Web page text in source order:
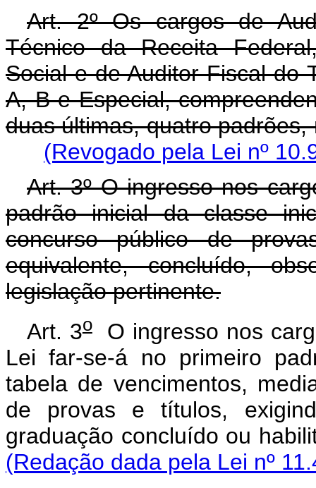
Art. 2º Os cargos de
Técnico da Receita
Social e de Auditor-Fiscal do
A, B e Especial,
duas últimas, quatro
(Revogado pela Lei nº
Art. 3º O ingresso nos
padrão inicial da classe
concurso público de
equivalente, concluído,
legislação pertinente.
Art. 3o O ingresso nos
Lei far-se-á no primeiro
tabela de vencimentos,
de
provas e títulos,
graduação concluído ou
(Redação dada pela Lei nº